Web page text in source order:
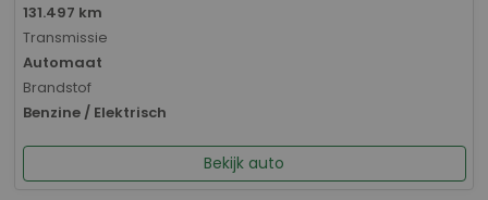
131.497 km
Transmissie
Automaat
Brandstof
Benzine / Elektrisch
Bekijk auto